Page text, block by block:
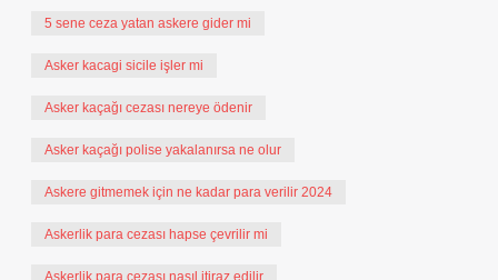
5 sene ceza yatan askere gider mi
Asker kacagi sicile işler mi
Asker kaçağı cezası nereye ödenir
Asker kaçağı polise yakalanırsa ne olur
Askere gitmemek için ne kadar para verilir 2024
Askerlik para cezası hapse çevrilir mi
Askerlik para cezası nasıl itiraz edilir